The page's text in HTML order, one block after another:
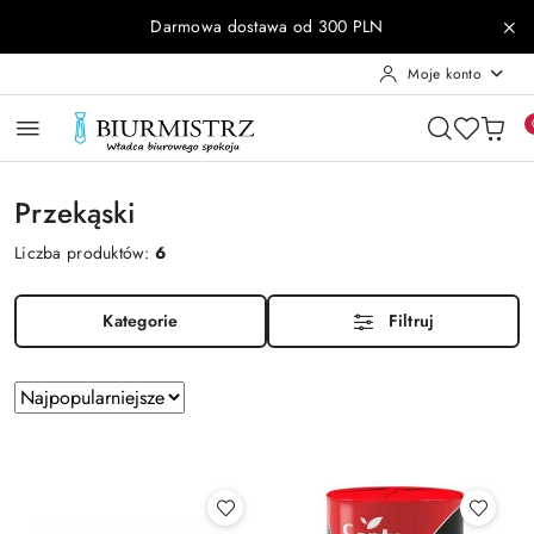
Przejdź do treści głównej
Przejdź do wyszukiwarki
Przejdź do moje konto
Przejdź do menu głównego
Przejdź do stopkiDarmowa dostawa od 300 PLN
Moje konto
Przekąski
Liczba produktów:6
Kategorie Filtruj
Zastosowano
sortowanie:
Sortuj
według